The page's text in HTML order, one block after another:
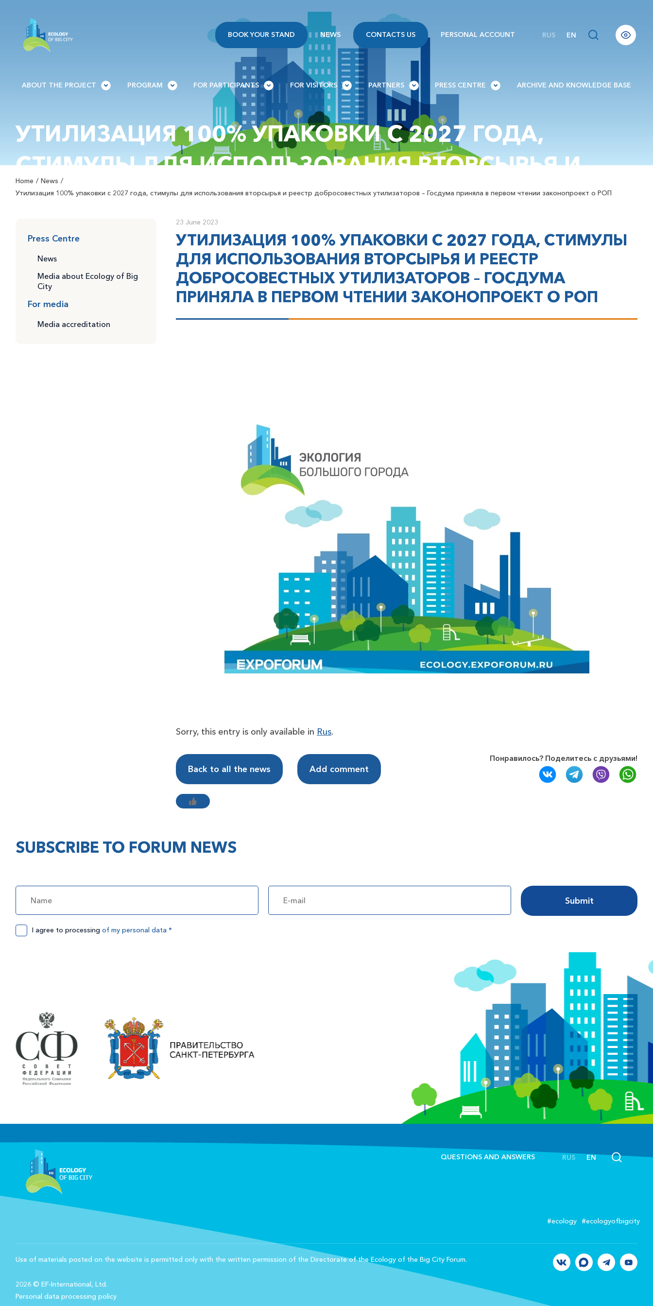
BOOK YOUR STAND NEWS CONTACTS US PERSONAL ACCOUNT RUS EN
ABOUT THE PROJECT PROGRAM FOR PARTICIPANTS FOR VISITORS PARTNERS PRESS CENTRE ARCHIVE AND KNOWLEDGE BASE
УТИЛИЗАЦИЯ 100% УПАКОВКИ С 2027 ГОДА,
СТИМУЛЫ ДЛЯ ИСПОЛЬЗОВАНИЯ ВТОРСЫРЬЯ И
РЕЕСТР ДОБРОСОВЕСТНЫХ УТИЛИЗАТОРОВ –
ГОСДУМА ПРИНЯЛА В ПЕРВОМ ЧТЕНИИ
ЗАКОНОПРОЕКТ О РОП
Home
News
Утилизация 100% упаковки с 2027 года, стимулы для использования вторсырья и реестр добросовестных утилизаторов – Госдума приняла в первом чтении законопроект о РОП
Press Centre
News
Media about Ecology of Big
City
For media
Media accreditation
23 June 2023
УТИЛИЗАЦИЯ 100% УПАКОВКИ С 2027 ГОДА, СТИМУЛЫ
ДЛЯ ИСПОЛЬЗОВАНИЯ ВТОРСЫРЬЯ И РЕЕСТР
ДОБРОСОВЕСТНЫХ УТИЛИЗАТОРОВ – ГОСДУМА
ПРИНЯЛА В ПЕРВОМ ЧТЕНИИ ЗАКОНОПРОЕКТ О РОП
Sorry, this entry is only available in Rus.
Back to all the news Add comment
Понравилось? Поделитесь с друзьями!
SUBSCRIBE TO FORUM NEWS
I agree to processing of my personal data *
QUESTIONS AND ANSWERS RUS EN
#ecology #ecologyofbigcity
Use of materials posted on the website is permitted only with the written permission of the Directorate of the Ecology of the Big City Forum.
2026 © EF-International, Ltd.
Personal data processing policy